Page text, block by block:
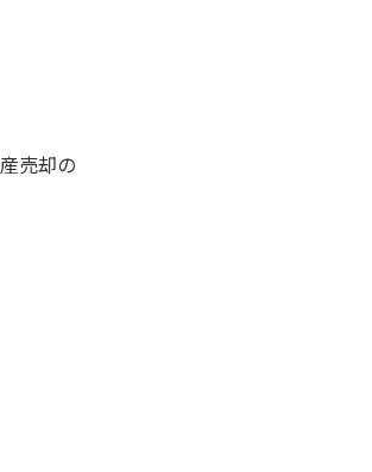
売却の